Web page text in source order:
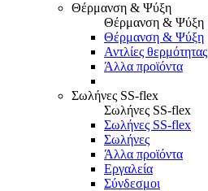
Θέρμανση & Ψύξη
Θέρμανση & Ψύξη
Θέρμανση & Ψύξη
Αντλίες θερμότητας
Άλλα προϊόντα
Σωλήνες SS-flex
Σωλήνες SS-flex
Σωλήνες SS-flex
Σωλήνες
Άλλα προϊόντα
Εργαλεία
Σύνδεσμοι